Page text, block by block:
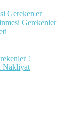
Gerekenler
Gerekenler
!
Nakliyat